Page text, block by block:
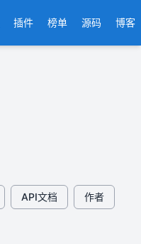
插件 榜单 源码 博客
API文档 作者